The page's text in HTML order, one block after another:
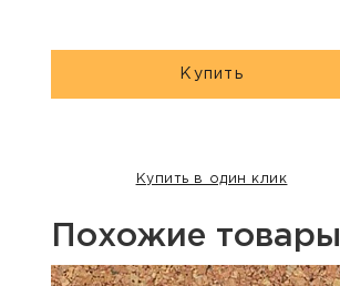
Купить
Купить в один клик
Похожие товары